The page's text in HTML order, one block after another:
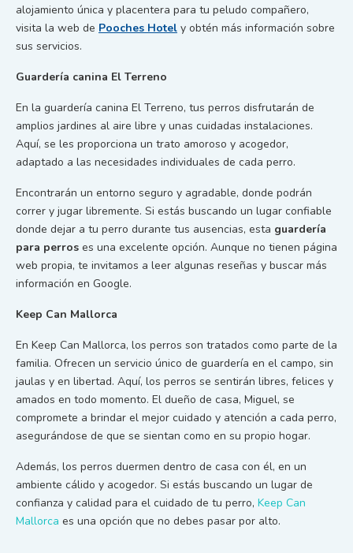
alojamiento única y placentera para tu peludo compañero,
visita la web de Pooches Hotel y obtén más información sobre
sus servicios.
Guardería canina El Terreno
En la guardería canina El Terreno, tus perros disfrutarán de
amplios jardines al aire libre y unas cuidadas instalaciones.
Aquí, se les proporciona un trato amoroso y acogedor,
adaptado a las necesidades individuales de cada perro.
Encontrarán un entorno seguro y agradable, donde podrán
correr y jugar libremente. Si estás buscando un lugar confiable
donde dejar a tu perro durante tus ausencias, esta guardería
para perros es una excelente opción. Aunque no tienen página
web propia, te invitamos a leer algunas reseñas y buscar más
información en Google.
Keep Can Mallorca
En Keep Can Mallorca, los perros son tratados como parte de la
familia. Ofrecen un servicio único de guardería en el campo, sin
jaulas y en libertad. Aquí, los perros se sentirán libres, felices y
amados en todo momento. El dueño de casa, Miguel, se
compromete a brindar el mejor cuidado y atención a cada perro,
asegurándose de que se sientan como en su propio hogar.
Además, los perros duermen dentro de casa con él, en un
ambiente cálido y acogedor. Si estás buscando un lugar de
confianza y calidad para el cuidado de tu perro, Keep Can
Mallorca es una opción que no debes pasar por alto.